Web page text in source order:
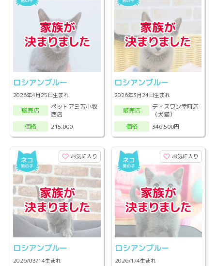
ロシアンブルー
2026年4月25日生まれ
販売店
ペットアミ苫小牧
西店
価格
215,000
ロシアンブルー
2026年3月24日生まれ
販売店
ディスワン幸町店
（犬猫）
価格
346,500円
お気に入り
ロシアンブルー
2026/03/14生まれ
お気に入り
ロシアンブルー
2026/1/4生まれ